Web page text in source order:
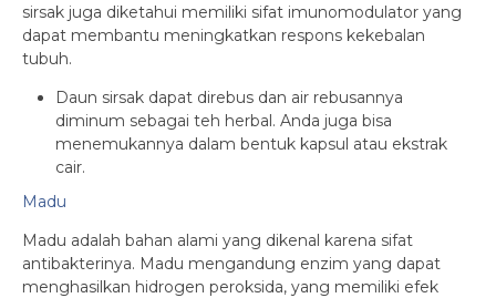
sirsak juga diketahui memiliki sifat imunomodulator yang
dapat membantu meningkatkan respons kekebalan
tubuh.
Daun sirsak dapat direbus dan air rebusannya
diminum sebagai teh herbal. Anda juga bisa
menemukannya dalam bentuk kapsul atau ekstrak
cair.
Madu
Madu adalah bahan alami yang dikenal karena sifat
antibakterinya. Madu mengandung enzim yang dapat
menghasilkan hidrogen peroksida, yang memiliki efek